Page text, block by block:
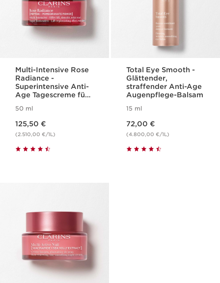
Multi-Intensive Rose
Radiance -
Superintensive Anti-
Age Tagescreme für
Hautdichte, mehr
Leuchtkraft
50 ml
125,50 €
(2.510,00 €/1L)
Total Eye Smooth -
Glättender,
straffender Anti-Age
Augenpflege-Balsam
15 ml
72,00 €
(4.800,00 €/1L)